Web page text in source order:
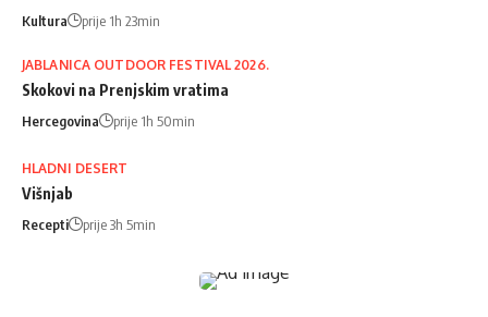
Kultura prije 1h 23min
JABLANICA OUTDOOR FESTIVAL 2026.
Skokovi na Prenjskim vratima
Hercegovina prije 1h 50min
HLADNI DESERT
Višnjab
Recepti prije 3h 5min